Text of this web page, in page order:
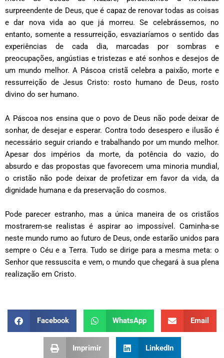
surpreendente de Deus, que é capaz de renovar todas as coisas
e dar nova vida ao que já morreu. Se celebrássemos, no
entanto, somente a ressurreição, esvaziaríamos o sentido das
experiências de cada dia, marcadas por sombras e
preocupações, angústias e tristezas e até sonhos e desejos de
um mundo melhor. A Páscoa cristã celebra a paixão, morte e
ressurreição de Jesus Cristo: rosto humano de Deus, rosto
divino do ser humano.
A Páscoa nos ensina que o povo de Deus não pode deixar de
sonhar, de desejar e esperar. Contra todo desespero e ilusão é
necessário seguir criando e trabalhando por um mundo melhor.
Apesar dos impérios da morte, da potência do vazio, do
absurdo e das propostas que favorecem uma minoria mundial,
o cristão não pode deixar de profetizar em favor da vida, da
dignidade humana e da preservação do cosmos.
Pode parecer estranho, mas a única maneira de os cristãos
mostrarem-se realistas é aspirar ao impossível. Caminha-se
neste mundo rumo ao futuro de Deus, onde estarão unidos para
sempre o Céu e a Terra. Tudo se dirige para a mesma meta: o
Senhor que ressuscita e vem, o mundo que chegará à sua plena
realização em Cristo.
Facebook WhatsApp Email
Imprimir LinkedIn